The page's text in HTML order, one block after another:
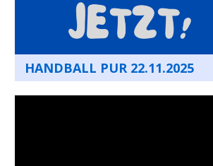
HANDBALL PUR 22.11.2025